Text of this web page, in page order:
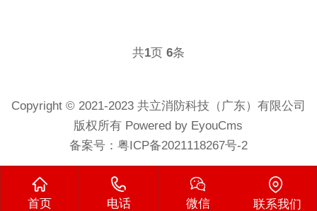
共1页 6条
Copyright © 2021-2023 共立消防科技（广东）有限公司
版权所有 Powered by EyouCms
备案号： 粤ICP备2021118267号-2
首页 电话 微信 联系我们